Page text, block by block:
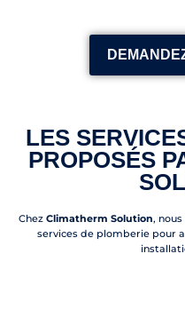
LES
PROPOSÉS
Chez Climatherm Solution,
services de plomberie pour